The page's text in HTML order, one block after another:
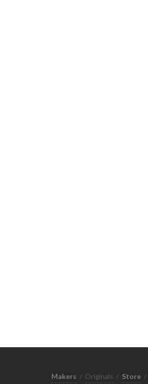
Makers / Originals / Store /